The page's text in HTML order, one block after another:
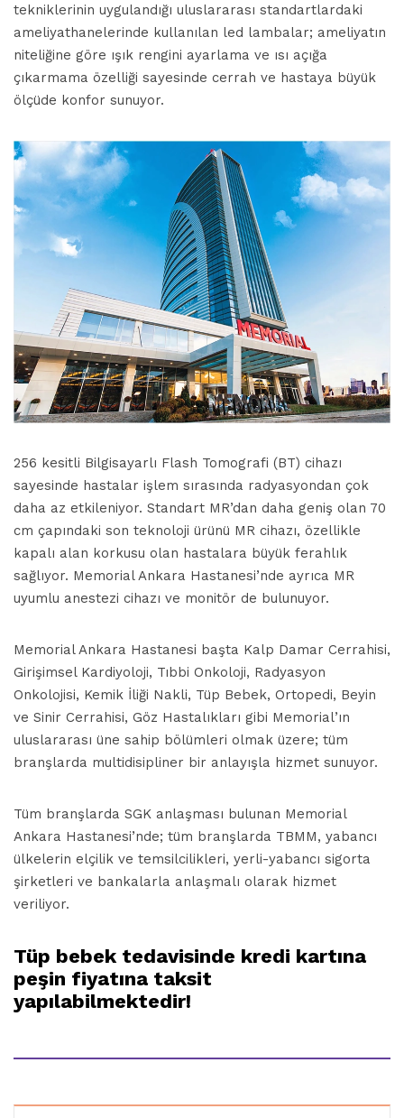
tekniklerinin uygulandığı uluslararası standartlardaki
ameliyathanelerinde kullanılan led lambalar; ameliyatın
niteliğine göre ışık rengini ayarlama ve ısı açığa
çıkarmama özelliği sayesinde cerrah ve hastaya büyük
ölçüde konfor sunuyor.
256 kesitli Bilgisayarlı Flash Tomografi (BT) cihazı
sayesinde hastalar işlem sırasında radyasyondan çok
daha az etkileniyor. Standart MR’dan daha geniş olan 70
cm çapındaki son teknoloji ürünü MR cihazı, özellikle
kapalı alan korkusu olan hastalara büyük ferahlık
sağlıyor. Memorial Ankara Hastanesi’nde ayrıca MR
uyumlu anestezi cihazı ve monitör de bulunuyor.
Memorial Ankara Hastanesi başta Kalp Damar Cerrahisi,
Girişimsel Kardiyoloji, Tıbbi Onkoloji, Radyasyon
Onkolojisi, Kemik İliği Nakli, Tüp Bebek, Ortopedi, Beyin
ve Sinir Cerrahisi, Göz Hastalıkları gibi Memorial’ın
uluslararası üne sahip bölümleri olmak üzere; tüm
branşlarda multidisipliner bir anlayışla hizmet sunuyor.
Tüm branşlarda SGK anlaşması bulunan Memorial
Ankara Hastanesi’nde; tüm branşlarda TBMM, yabancı
ülkelerin elçilik ve temsilcilikleri, yerli-yabancı sigorta
şirketleri ve bankalarla anlaşmalı olarak hizmet
veriliyor.
Tüp bebek tedavisinde kredi kartına
peşin fiyatına taksit
yapılabilmektedir!